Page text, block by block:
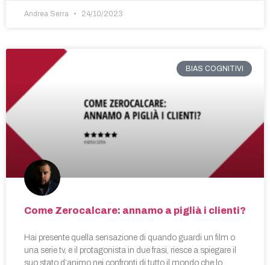
Andrea Serra 24/10/2023
BIAS COGNITIVI
Come Zerocalcare: annamo a piglià i clienti?
Hai presente quella sensazione di quando guardi un film o
una serie tv, e il protagonista in due frasi, riesce a spiegare il
suo stato d’animo nei confronti di tutto il mondo che lo